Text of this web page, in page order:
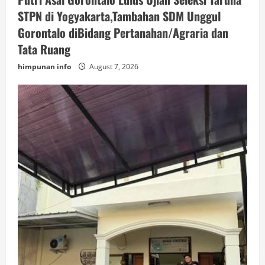
STPN di Yogyakarta,Tambahan SDM Unggul
Gorontalo diBidang Pertanahan/Agraria dan
Tata Ruang
himpunan info August 7, 2026